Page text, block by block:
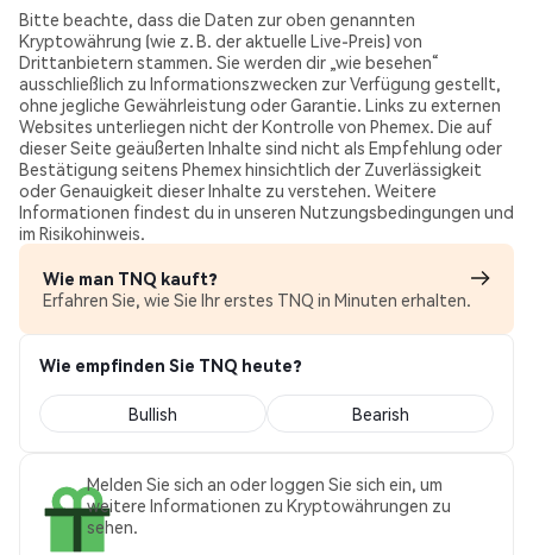
Bitte beachte, dass die Daten zur oben genannten
Kryptowährung (wie z. B. der aktuelle Live-Preis) von
Drittanbietern stammen. Sie werden dir „wie besehen“
ausschließlich zu Informationszwecken zur Verfügung gestellt,
ohne jegliche Gewährleistung oder Garantie. Links zu externen
Websites unterliegen nicht der Kontrolle von Phemex. Die auf
dieser Seite geäußerten Inhalte sind nicht als Empfehlung oder
Bestätigung seitens Phemex hinsichtlich der Zuverlässigkeit
oder Genauigkeit dieser Inhalte zu verstehen. Weitere
Informationen findest du in unseren Nutzungsbedingungen und
im Risikohinweis.
Wie man TNQ kauft?
Erfahren Sie, wie Sie Ihr erstes TNQ in Minuten erhalten.
Wie empfinden Sie TNQ heute?
Bullish Bearish
Melden Sie sich an oder loggen Sie sich ein, um
weitere Informationen zu Kryptowährungen zu
sehen.